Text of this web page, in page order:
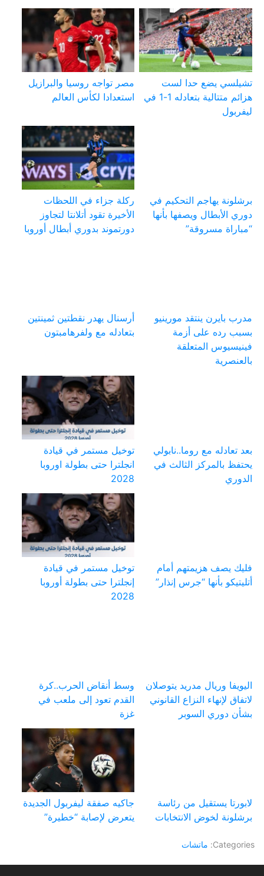
تشيلسي يضع حدا لست
هزائم متتالية بتعادله 1-1 في
ليفربول
مصر تواجه روسيا والبرازيل
استعدادا لكأس العالم
برشلونة يهاجم التحكيم في
دوري الأبطال ويصفها بأنها
“مباراة مسروقة”
ركلة جزاء في اللحظات
الأخيرة تقود أتلانتا لتجاوز
دورتموند بدوري أبطال أوروبا
مدرب بايرن ينتقد مورينيو
بسبب رده على أزمة
فينيسيوس المتعلقة
بالعنصرية
أرسنال يهدر نقطتين ثمينتين
بتعادله مع ولفرهامبتون
بعد تعادله مع روما..نابولي
يحتفظ بالمركز الثالث في
الدوري
توخيل مستمر في قيادة
انجلترا حتى بطولة اوروبا
2028
فليك يصف هزيمتهم أمام
أتليتيكو بأنها “جرس إنذار”
توخيل مستمر في قيادة
إنجلترا حتى بطولة أوروبا
2028
اليويفا وريال مدريد يتوصلان
لاتفاق لإنهاء النزاع القانوني
بشأن دوري السوبر
وسط أنقاض الحرب..كرة
القدم تعود إلى ملعب في
غزة
لابورتا يستقيل من رئاسة
برشلونة لخوض الانتخابات
جاكيه صفقة ليفربول الجديدة
يتعرض لإصابة “خطيرة”
Categories: ماتشات